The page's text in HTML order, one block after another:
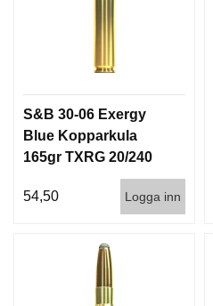
S&B 30-06 Exergy
Blue Kopparkula
165gr TXRG 20/240
54,50 Logga inn
V
A
P
N
Å